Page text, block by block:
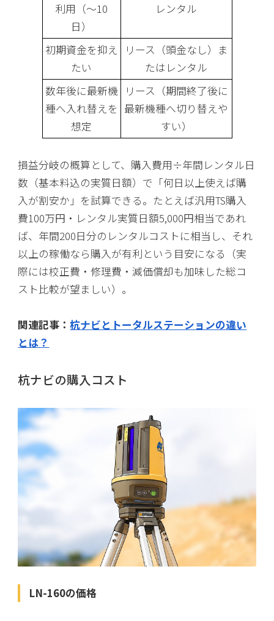
利用（〜10
日）
レンタル
初期資金を抑え
たい
リース（頭金なし）ま
たはレンタル
数年後に最新機
種へ入れ替えを
想定
リース（期間終了後に
最新機種へ切り替えや
すい）
損益分岐の概算として、購入費用÷年間レンタル日
数（基本料込の実質日額）で「何日以上使えば購
入が割安か」を試算できる。たとえば汎用TS購入
費100万円・レンタル実質日額5,000円相当であれ
ば、年間200日分のレンタルコストに相当し、それ
以上の稼働なら購入が有利という目安になる（実
際には校正費・修理費・減価償却も加味した総コ
スト比較が望ましい）。
関連記事：杭ナビとトータルステーションの違い
とは？
杭ナビの購入コスト
LN-160の価格